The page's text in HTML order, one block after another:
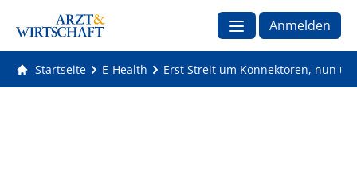
Anmelden
Startseite E-Health Erst Streit um Konnektoren, nun